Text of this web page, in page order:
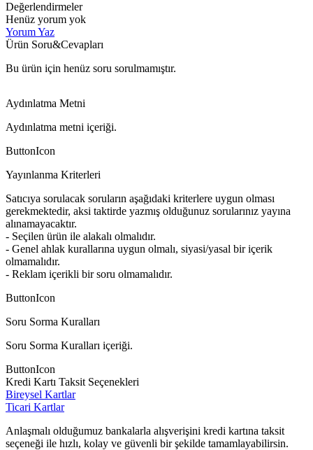
Değerlendirmeler
Henüz yorum yok
Yorum Yaz
Ürün Soru&Cevapları
Bu ürün için henüz soru sorulmamıştır.
Aydınlatma Metni
Aydınlatma metni içeriği.
ButtonIcon
Yayınlanma Kriterleri
Satıcıya sorulacak soruların aşağıdaki kriterlere uygun olması
gerekmektedir, aksi taktirde yazmış olduğunuz sorularınız yayına
alınamayacaktır.
- Seçilen ürün ile alakalı olmalıdır.
- Genel ahlak kurallarına uygun olmalı, siyasi/yasal bir içerik
olmamalıdır.
- Reklam içerikli bir soru olmamalıdır.
ButtonIcon
Soru Sorma Kuralları
Soru Sorma Kuralları içeriği.
ButtonIcon
Kredi Kartı Taksit Seçenekleri
Bireysel Kartlar
Ticari Kartlar
Anlaşmalı olduğumuz bankalarla alışverişini kredi kartına taksit
seçeneği ile hızlı, kolay ve güvenli bir şekilde tamamlayabilirsin.